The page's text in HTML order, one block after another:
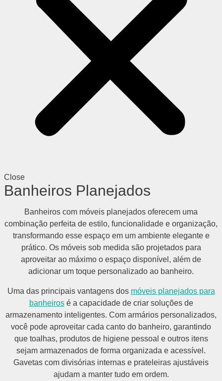
Close
Banheiros Planejados
Banheiros com móveis planejados oferecem uma
combinação perfeita de estilo, funcionalidade e organização,
transformando esse espaço em um ambiente elegante e
prático. Os móveis sob medida são projetados para
aproveitar ao máximo o espaço disponível, além de
adicionar um toque personalizado ao banheiro.
Uma das principais vantagens dos móveis planejados para
banheirosé a capacidade de criar soluções de
armazenamento inteligentes. Com armários personalizados,
você pode aproveitar cada canto do banheiro, garantindo
que toalhas, produtos de higiene pessoal e outros itens
sejam armazenados de forma organizada e acessível.
Gavetas com divisórias internas e prateleiras ajustáveis
ajudam a manter tudo em ordem.